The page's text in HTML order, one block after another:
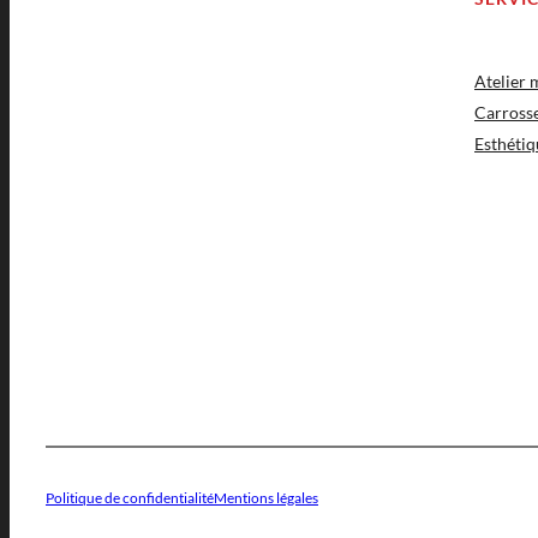
Atelier
Politique de confidentialitéMentions légales